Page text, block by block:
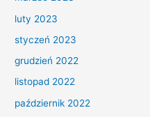
luty 2023
styczeń 2023
grudzień 2022
listopad 2022
październik 2022